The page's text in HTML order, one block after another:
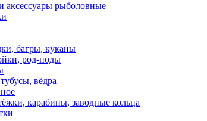
аксессуары рыболовные
багры, куканы
род-поды
вёдра
карабины, заводные кольца